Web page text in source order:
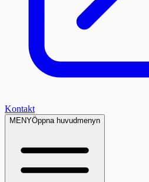
Kontakt
MENYÖppna huvudmenyn